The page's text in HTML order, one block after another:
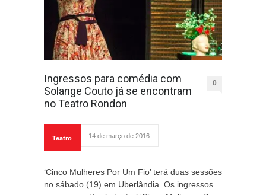
Ingressos para comédia com
Solange Couto já se encontram
no Teatro Rondon
0
Teatro 14 de março de 2016
‘Cinco Mulheres Por Um Fio’ terá duas sessões
no sábado (19) em Uberlândia. Os ingressos